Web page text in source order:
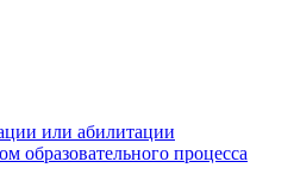
или абилитации
образовательного процесса